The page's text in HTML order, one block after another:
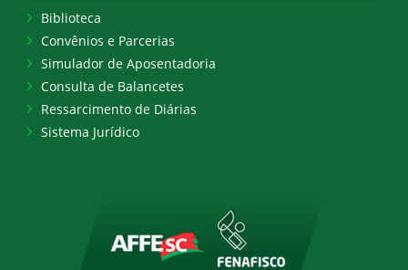
Biblioteca
Convênios e Parcerias
Simulador de Aposentadoria
Consulta de Balancetes
Ressarcimento de Diárias
Sistema Jurídico